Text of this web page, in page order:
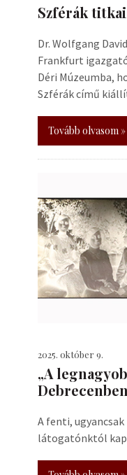
Szférák titkai
Dr. Wolfgang
Frankfurt
Déri Múzeumba,
Szférák című
Tovább olvasom »
2025. október 9.
„A
A fenti,
látogatónktól